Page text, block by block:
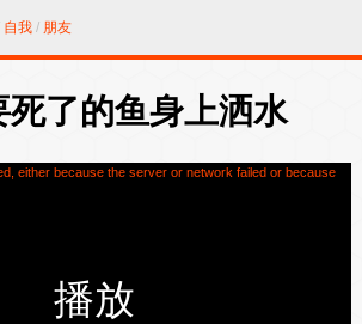
自我 / 朋友
了的鱼身上洒水
either because the server or network failed or because